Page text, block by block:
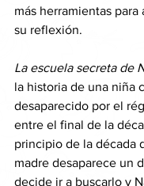
más herramientas para
su reflexión.
La escuela secreta de
la historia de una niña
desaparecido por el
entre el final de la
principio de la década
madre desaparece un
decide ir a buscarlo y